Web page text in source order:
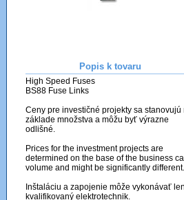
Popis k tovaru
High Speed Fuses
BS88 Fuse Links
Ceny pre investičné projekty sa stanovujú
základe množstva a môžu byť výrazne
odlišné.
Prices for the investment projects are
determined on the base of the business
volume and might be significantly
Inštaláciu a zapojenie môže vykonávať
kvalifikovaný elektrotechnik.